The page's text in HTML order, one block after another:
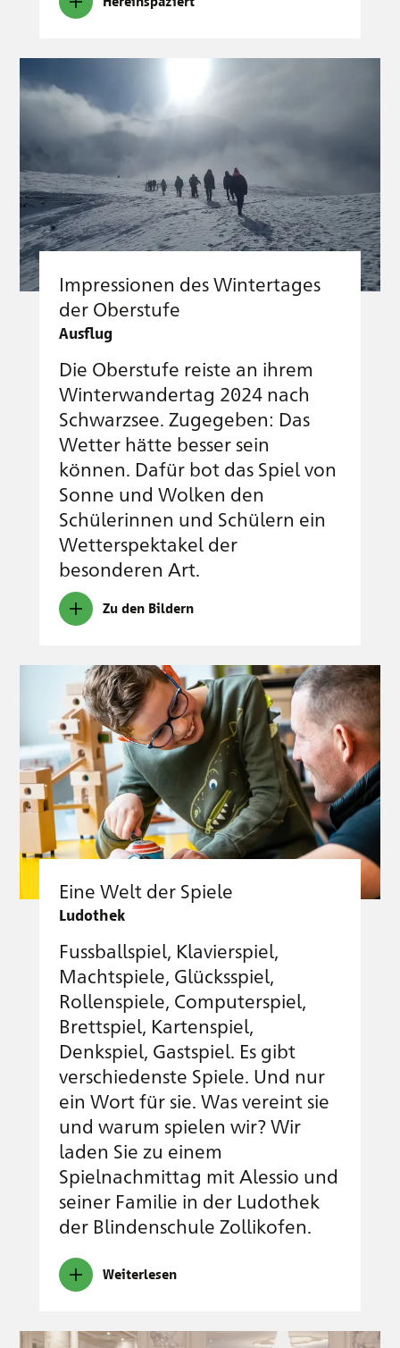
Impressionen des Wintertages
der Oberstufe
Ausflug
Die Oberstufe reiste an ihrem
Winterwandertag 2024 nach
Schwarzsee. Zugegeben: Das
Wetter hätte besser sein
können. Dafür bot das Spiel von
Sonne und Wolken den
Schülerinnen und Schülern ein
Wetterspektakel der
besonderen Art.
Zu den Bildern
Eine Welt der Spiele
Ludothek
Fussballspiel, Klavierspiel,
Machtspiele, Glücksspiel,
Rollenspiele, Computerspiel,
Brettspiel, Kartenspiel,
Denkspiel, Gastspiel. Es gibt
verschiedenste Spiele. Und nur
ein Wort für sie. Was vereint sie
und warum spielen wir? Wir
laden Sie zu einem
Spielnachmittag mit Alessio und
seiner Familie in der Ludothek
der Blindenschule Zollikofen.
Weiterlesen